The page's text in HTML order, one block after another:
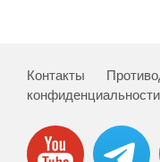
Публикации
Научная жизнь
Контакты
конфиденциальности